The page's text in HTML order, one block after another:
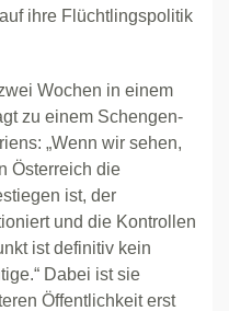
ihre Flüchtlingspolitik
Wochen in einem
zu einem Schengen-
„Wenn wir sehen,
Österreich die
ist, der
und die Kontrollen
ist definitiv kein
Dabei ist sie
Öffentlichkeit erst